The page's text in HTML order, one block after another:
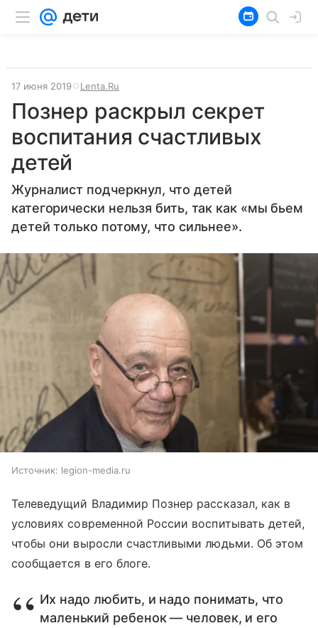
17 июня 2019 Lenta.Ru
Познер раскрыл секрет
воспитания счастливых
детей
Журналист подчеркнул, что детей
категорически нельзя бить, так как «мы бьем
детей только потому, что сильнее».
Источник: legion-media.ru
Телеведущий Владимир Познер рассказал, как в
условиях современной России воспитывать детей,
чтобы они выросли счастливыми людьми. Об этом
сообщается в его блоге.
Их надо любить, и надо понимать, что
маленький ребенок — человек, и его